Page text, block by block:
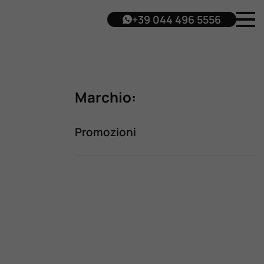
+39 044 496 5556
Marchio:
Promozioni